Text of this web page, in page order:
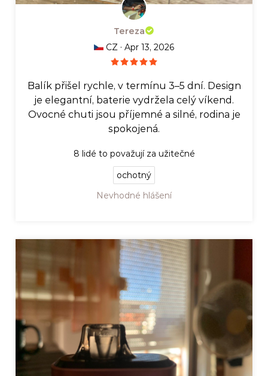
Tereza
CZ · Apr 13, 2026
Balík přišel rychle, v termínu 3–5 dní. Design
je elegantní, baterie vydržela celý víkend.
Ovocné chuti jsou příjemné a silné, rodina je
spokojená.
8 lidé to považují za užitečné
ochotný
Nevhodné hlášení